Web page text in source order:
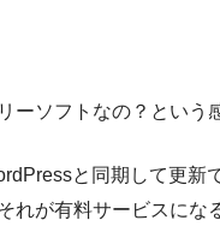
ーソフトなの？という
と同期して更新
れが有料サービスにな